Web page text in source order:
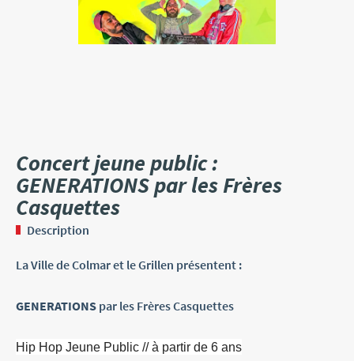
Concert jeune public :
GENERATIONS par les Frères
Casquettes
Description
La Ville de Colmar et le Grillen présentent :
GENERATIONS par les Frères Casquettes
Hip Hop Jeune Public // à partir de 6 ans